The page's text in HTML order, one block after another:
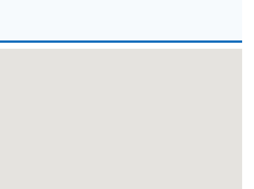
旬から5月中旬にかけて楽し